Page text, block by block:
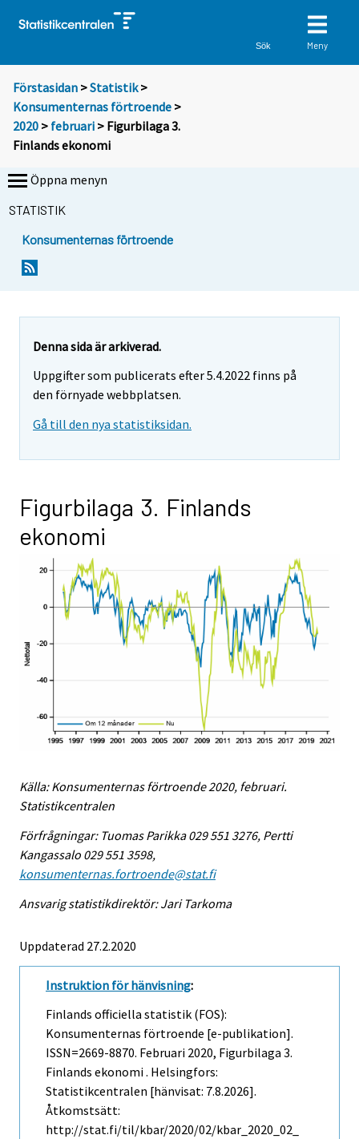
Sök Meny
Förstasidan >Statistik >
Konsumenternas förtroende >
2020 > februari > Figurbilaga 3.
Finlands ekonomi
Öppna menyn
STATISTIK
Konsumenternas förtroende
Denna sida är arkiverad.
Uppgifter som publicerats efter 5.4.2022 finns på
den förnyade webbplatsen.
Gå till den nya statistiksidan.
Figurbilaga 3. Finlands
ekonomi
Källa: Konsumenternas förtroende 2020, februari.
Statistikcentralen
Förfrågningar: Tuomas Parikka 029 551 3276, Pertti
Kangassalo 029 551 3598,
konsumenternas.fortroende@stat.fi
Ansvarig statistikdirektör: Jari Tarkoma
Uppdaterad 27.2.2020
Instruktion för hänvisning:
Finlands officiella statistik (FOS):
Konsumenternas förtroende [e-publikation].
ISSN=2669-8870. Februari 2020, Figurbilaga 3.
Finlands ekonomi . Helsingfors:
Statistikcentralen [hänvisat: 7.8.2026].
Åtkomstsätt:
http://stat.fi/til/kbar/2020/02/kbar_2020_02_